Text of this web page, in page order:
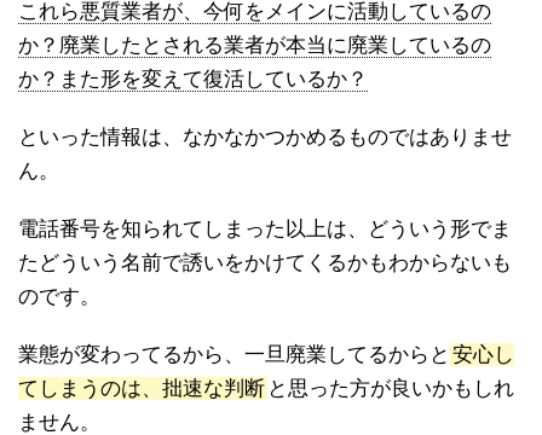
これら悪質業者が、今何をメインに活動しているの
か？廃業したとされる業者が本当に廃業しているの
か？また形を変えて復活しているか？
といった情報は、なかなかつかめるものではありませ
ん。
電話番号を知られてしまった以上は、どういう形でま
たどういう名前で誘いをかけてくるかもわからないも
のです。
業態が変わってるから、一旦廃業してるからと 安心し
てしまうのは、拙速な判断 と思った方が良いかもしれ
ません。